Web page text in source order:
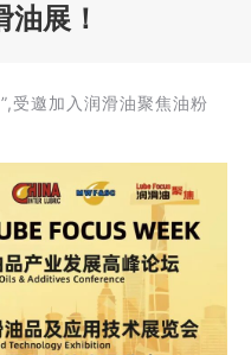
展！
受邀加入润滑油聚焦油粉